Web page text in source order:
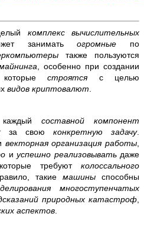
комплекс вычислительных
заниматьогромные по
также пользуются
, особенно при создании
которыестроятся с целью
видов криптовалют
каждый составной компонент
за свою конкретную задачу.
векторная организация работы
и успешно реализовыватьдаже
требуютколоссального
такие машиныспособны
многоступенчатых
природных катастроф
аспектов